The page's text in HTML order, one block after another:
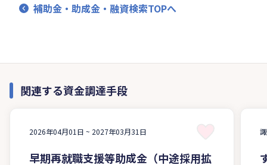
補助金・助成金・融資検索TOPへ
関連する資金調達手段
2026年04月01日 ~ 2027年03月31日
早期再就職支援等助成金（中途採用拡